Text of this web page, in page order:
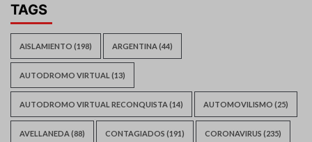
TAGS
AISLAMIENTO (198) ARGENTINA (44)
AUTODROMO VIRTUAL (13)
AUTODROMO VIRTUAL RECONQUISTA (14) AUTOMOVILISMO (25)
AVELLANEDA (88) CONTAGIADOS (191) CORONAVIRUS (235)